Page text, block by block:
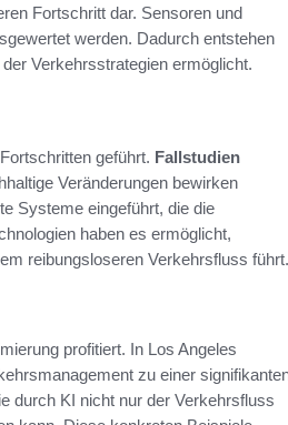
Fortschritt dar. Sensoren und
werden. Dadurch entstehen
Verkehrsstrategien ermöglicht.
geführt. Fallstudien
Veränderungen bewirken
Systeme eingeführt, die die
haben es ermöglicht,
reibungsloseren Verkehrsfluss führt.
profitiert. In Los Angeles
zu einer
durch KI nicht nur der Verkehrsfluss